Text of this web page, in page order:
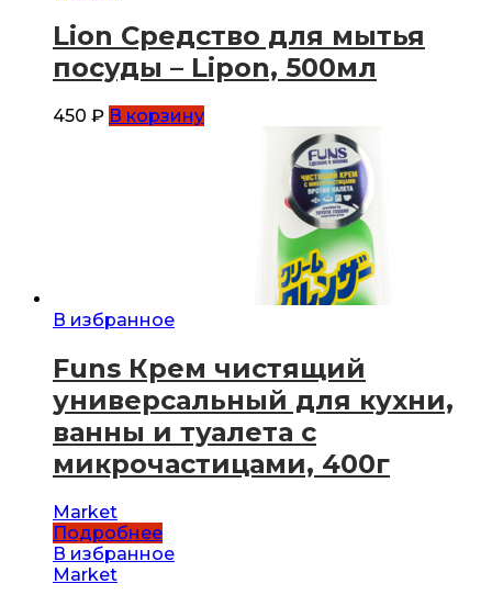
Lion Средство для мытья
посуды – Lipon, 500мл
450 ₽ В корзину
В избранное
Funs Крем чистящий
универсальный для кухни,
ванны и туалета с
микрочастицами, 400г
Market
Подробнее
В избранное
Market